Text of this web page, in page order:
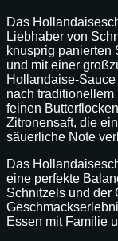
Das
Liebhaber von
knusprig panierten
und mit einer
Hollandaise-
nach
feinen
Zitronensaft, die
säuerliche Note
Das
eine perfekte
Schnitzels und der
Essen mit Familie